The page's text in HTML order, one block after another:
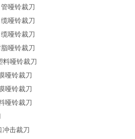
哑铃裁刀
铃裁刀
哑铃裁刀
铃裁刀
哑铃裁刀
铃裁刀
铃裁刀
铃裁刀
击裁刀